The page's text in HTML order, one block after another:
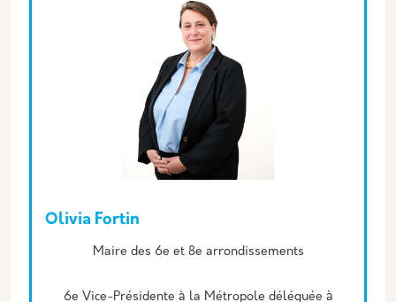
Olivia Fortin
DescriptionMaire des 6e et 8e arrondissements
6e Vice-Présidente à la Métropole déléguée à